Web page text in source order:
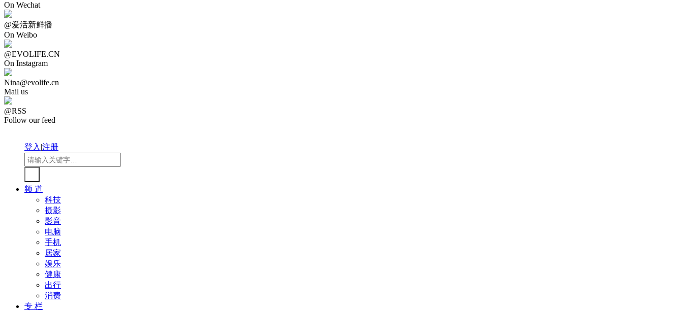
On Wechat
@爱活新鲜播
On Weibo
@EVOLIFE.CN
On Instagram
Nina@evolife.cn
Mail us
@RSS
Follow our feed
登入|注册
频 道
科技
摄影
影音
电脑
手机
居家
娱乐
健康
出行
消费
专 栏